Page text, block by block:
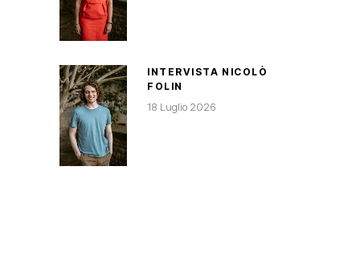
INTERVISTA NICOLÒ
FOLIN
18 Luglio 2026